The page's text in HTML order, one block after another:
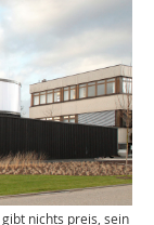
nichts preis, sein